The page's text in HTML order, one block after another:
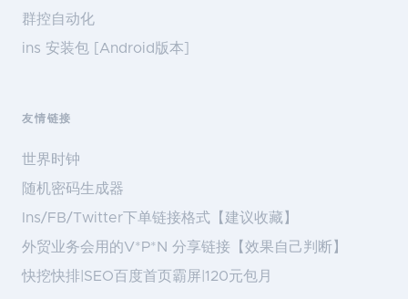
群控自动化
ins 安装包 [Android版本]
友情链接
世界时钟
随机密码生成器
Ins/FB/Twitter下单链接格式【建议收藏】
外贸业务会用的V*P*N 分享链接【效果自己判断】
快挖快排|SEO百度首页霸屏|120元包月